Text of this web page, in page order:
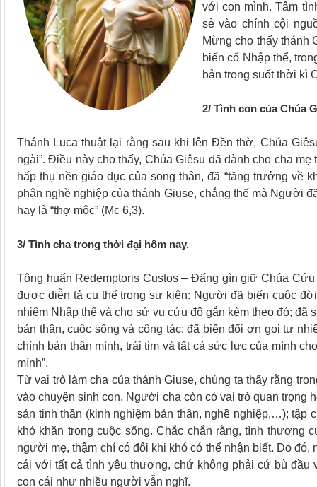
với con mình. Tâm
sẻ vào chính cội
Mừng cho thấy thánh
biến cố Nhập thể,
bản trong suốt thời kì
2/ Tình con của Chúa
Thánh Luca thuật lại rằng sau khi lên Đền thờ, Chúa
ngài”. Điều này cho thấy, Chúa Giêsu đã dành cho cha
hấp thụ nền giáo dục của song thân, đã “tăng trưởng về
phận nghề nghiệp của thánh Giuse, chẳng thế mà Người
hay là “thợ mộc” (Mc 6,3).
3/ Tình cha trong thời đại hôm nay.
Tông huấn Redemptoris Custos – Đấng gìn giữ Chúa
được diễn tả cụ thể trong sự kiện: Người đã biến cuộc
nhiệm Nhập thể và cho sứ vụ cứu độ gắn kèm theo đó;
bản thân, cuộc sống và công tác; đã biến đổi ơn gọi tự
chính bản thân mình, trái tim và tất cả sức lực của mình
mình”.
Từ vai trò làm cha của thánh Giuse, chúng ta thấy rằng
vào chuyện sinh con. Người cha còn có vai trò quan trọng
sản tinh thần (kinh nghiệm bản thân, nghề nghiệp,…); tập
khó khăn trong cuộc sống. Chắc chắn rằng, tình
người mẹ, thậm chí có đôi khi khó có thể nhận biết. Do
cái với tất cả tình yêu thương, chứ không phải cứ bù đầu
con cái như nhiều người vẫn nghĩ.